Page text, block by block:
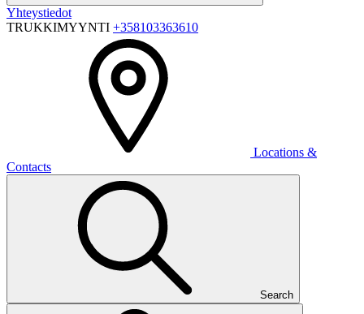
Yhteystiedot
TRUKKIMYYNTI +358103363610
Locations &
Contacts
Search